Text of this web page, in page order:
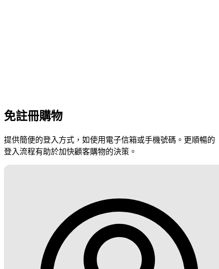
免註冊購物
提供簡便的登入方式，如使用電子信箱或手機號碼。更順暢的
登入流程有助於加快顧客購物的決策。